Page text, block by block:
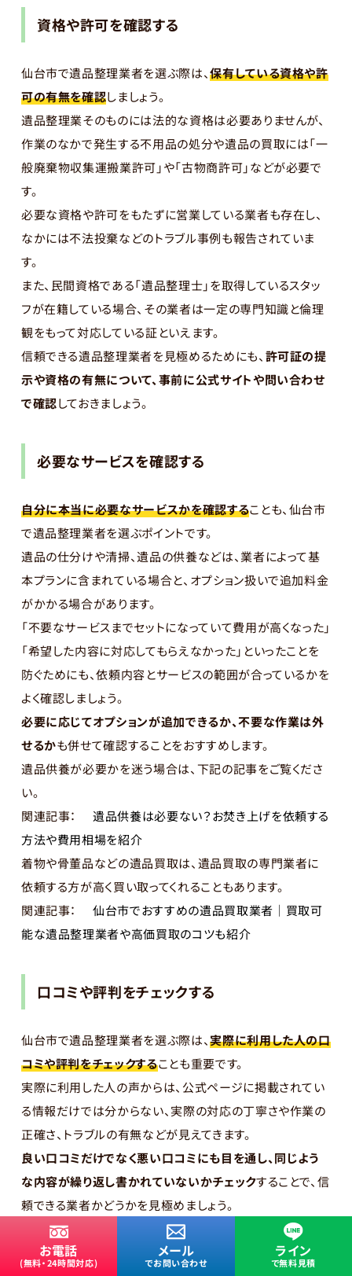
資格や許可を確認する
仙台市で遺品整理業者を選ぶ際は、保有している資格や許
可の有無を確認しましょう。
遺品整理業そのものには法的な資格は必要ありませんが、
作業のなかで発生する不用品の処分や遺品の買取には「一
般廃棄物収集運搬業許可」や「古物商許可」などが必要で
す。
必要な資格や許可をもたずに営業している業者も存在し、
なかには不法投棄などのトラブル事例も報告されていま
す。
また、民間資格である「遺品整理士」を取得しているスタッ
フが在籍している場合、その業者は一定の専門知識と倫理
観をもって対応している証といえます。
信頼できる遺品整理業者を見極めるためにも、 許可証の提
示や資格の有無について、事前に公式サイトや問い合わせ
で確認しておきましょう。
必要なサービスを確認する
自分に本当に必要なサービスかを確認することも、仙台市
で遺品整理業者を選ぶポイントです。
遺品の仕分けや清掃、遺品の供養などは、業者によって基
本プランに含まれている場合と、オプション扱いで追加料金
がかかる場合があります。
「不要なサービスまでセットになっていて費用が高くなった」
「希望した内容に対応してもらえなかった」といったことを
防ぐためにも、依頼内容とサービスの範囲が合っているかを
よく確認しましょう。
必要に応じてオプションが追加できるか、不要な作業は外
せるかも併せて確認することをおすすめします。
遺品供養が必要かを迷う場合は、下記の記事をご覧くださ
い。
関連記事：
遺品供養は必要ない？お焚き上げを依頼する
方法や費用相場を紹介
着物や骨董品などの遺品買取は、遺品買取の専門業者に
依頼する方が高く買い取ってくれることもあります。
関連記事：
仙台市でおすすめの遺品買取業者｜買取可
能な遺品整理業者や高価買取のコツも紹介
口コミや評判をチェックする
仙台市で遺品整理業者を選ぶ際は、実際に利用した人の口
コミや評判をチェックすることも重要です。
実際に利用した人の声からは、公式ページに掲載されてい
る情報だけでは分からない、実際の対応の丁寧さや作業の
正確さ、トラブルの有無などが見えてきます。
良い口コミだけでなく悪い口コミにも目を通し、同じよう
な内容が繰り返し書かれていないかチェックすることで、信
頼できる業者かどうかを見極めましょう。
遺品整理業者の口コミや評判は、以下でチェックできます。
公式サイト内の実績・事例
Googleマップのクチコミ
お電話
(無料・24時間対応)
メール
でお問い合わせ
ライン
で無料見積